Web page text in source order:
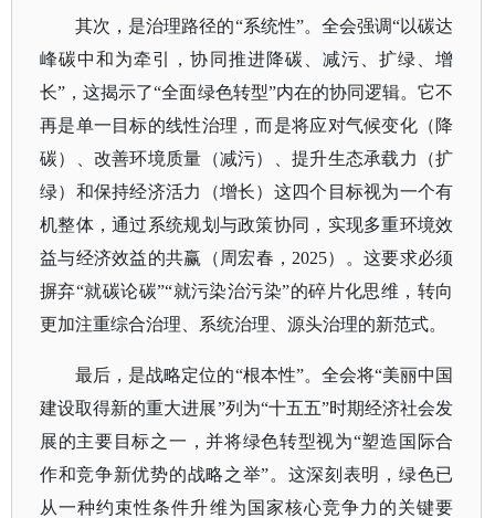
其次，是治理路径的“系统性”。全会强调“以碳达
峰碳中和为牵引，协同推进降碳、减污、扩绿、增
长”，这揭示了“全面绿色转型”内在的协同逻辑。它不
再是单一目标的线性治理，而是将应对气候变化（降
碳）、改善环境质量（减污）、提升生态承载力（扩
绿）和保持经济活力（增长）这四个目标视为一个有
机整体，通过系统规划与政策协同，实现多重环境效
益与经济效益的共赢（周宏春，2025）。这要求必须
摒弃“就碳论碳”“就污染治污染”的碎片化思维，转向
更加注重综合治理、系统治理、源头治理的新范式。
最后，是战略定位的“根本性”。全会将“美丽中国
建设取得新的重大进展”列为“十五五”时期经济社会发
展的主要目标之一，并将绿色转型视为“塑造国际合
作和竞争新优势的战略之举”。这深刻表明，绿色已
从一种约束性条件升维为国家核心竞争力的关键要